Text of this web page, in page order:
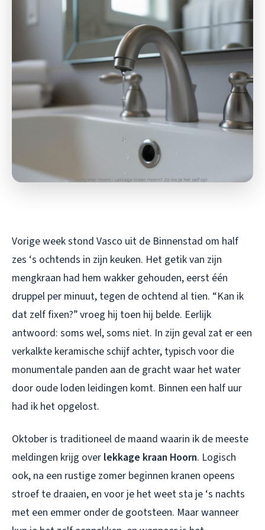
Vorige week stond Vasco uit de Binnenstad om half
zes ‘s ochtends in zijn keuken. Het getik van zijn
mengkraan had hem wakker gehouden, eerst één
druppel per minuut, tegen de ochtend al tien. “Kan ik
dat zelf fixen?” vroeg hij toen hij belde. Eerlijk
antwoord: soms wel, soms niet. In zijn geval zat er een
verkalkte keramische schijf achter, typisch voor die
monumentale panden aan de gracht waar het water
door oude loden leidingen komt. Binnen een half uur
had ik het opgelost.
Oktober is traditioneel de maand waarin ik de meeste
meldingen krijg over lekkage kraan Hoorn. Logisch
ook, na een rustige zomer beginnen kranen opeens
stroef te draaien, en voor je het weet sta je ‘s nachts
met een emmer onder de gootsteen. Maar wanneer